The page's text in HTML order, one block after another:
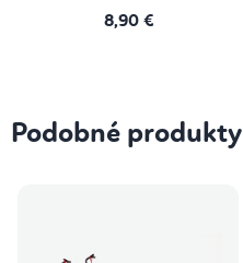
8,90 €
Podobné produkty